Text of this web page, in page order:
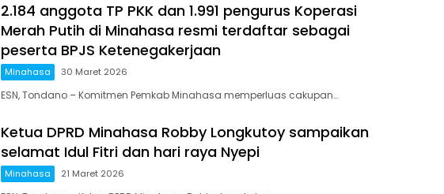
2.184 anggota TP PKK dan 1.991 pengurus Koperasi
Merah Putih di Minahasa resmi terdaftar sebagai
peserta BPJS Ketenegakerjaan
Minahasa 30 Maret 2026
ESN, Tondano – Komitmen Pemkab Minahasa memperluas cakupan…
Ketua DPRD Minahasa Robby Longkutoy sampaikan
selamat Idul Fitri dan hari raya Nyepi
Minahasa 21 Maret 2026